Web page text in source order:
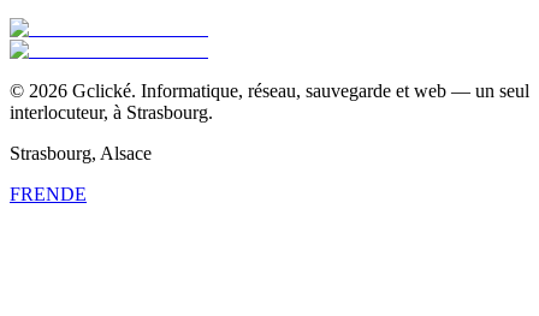
© 2026 Gclické. Informatique, réseau, sauvegarde et web — un seul
interlocuteur, à Strasbourg.
Strasbourg, Alsace
FRENDE